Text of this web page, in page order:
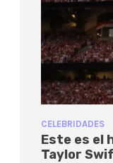
CELEBRIDADES
Este es el
Taylor